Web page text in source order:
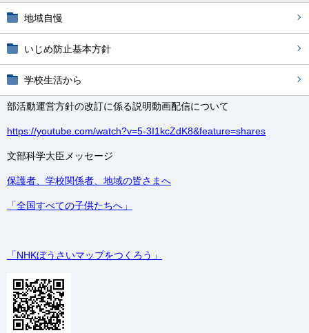
地域自慢
いじめ防止基本方針
学校生活から
部活動運営方針の改訂に係る説明動画配信について
https://youtube.com/watch?v=5-3I1kcZdK8&feature=shares
文部科学大臣メッセージ
保護者、学校関係者、地域の皆さまへ
「全国すべての子供たちへ」
「NHKぼうさいマップをつくろう」